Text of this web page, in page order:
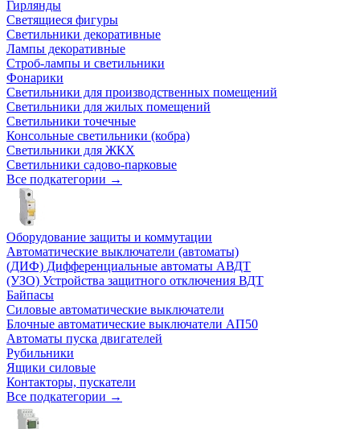
Гирлянды
Светящиеся фигуры
Светильники декоративные
Лампы декоративные
Строб-лампы и светильники
Фонарики
Светильники для производственных помещений
Светильники для жилых помещений
Светильники точечные
Консольные светильники (кобра)
Светильники для ЖКХ
Светильники садово-парковые
Все подкатегории →
Оборудование защиты и коммутации
Автоматические выключатели (автоматы)
(ДИФ) Дифференциальные автоматы АВДТ
(УЗО) Устройства защитного отключения ВДТ
Байпасы
Силовые автоматические выключатели
Блочные автоматические выключатели АП50
Автоматы пуска двигателей
Рубильники
Ящики силовые
Контакторы, пускатели
Все подкатегории →